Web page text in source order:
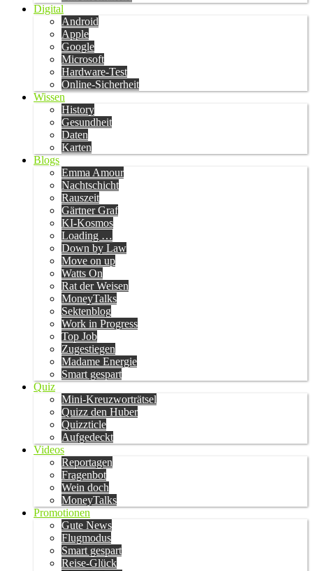
Digital
Android
Apple
Google
Microsoft
Hardware-Test
Online-Sicherheit
Wissen
History
Gesundheit
Daten
Karten
Blogs
Emma Amour
Nachtschicht
Rauszeit
Gärtner Graf
KI-Kosmos
Loading …
Down by Law
Move on up
Watts On
Rat der Weisen
MoneyTalks
Sektenblog
Work in Progress
Top Job
Zugestiegen
Madame Energie
Smart gespart
Quiz
Mini-Kreuzworträtsel
Quizz den Huber
Quizzticle
Aufgedeckt
Videos
Reportagen
Fragenbot
Wein doch
MoneyTalks
Promotionen
Gute News
Flugmodus
Smart gespart
Reise-Glück